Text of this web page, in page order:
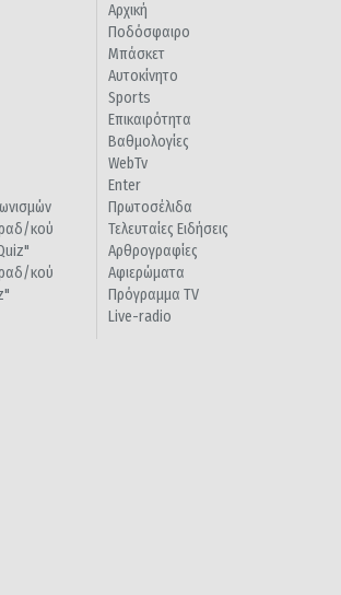
κού
κού
Αρχική
Ποδόσφαιρο
Μπάσκετ
Αυτοκίνητο
Sports
Επικαιρότητα
Βαθμολογίες
WebTv
Enter
Πρωτοσέλιδα
Τελευταίες Ειδήσεις
Αρθρογραφίες
Αφιερώματα
Πρόγραμμα TV
Live-radio